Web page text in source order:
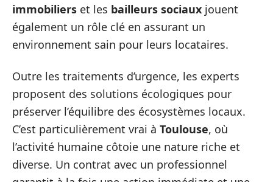
immobiliers et les bailleurs sociaux jouent
également un rôle clé en assurant un
environnement sain pour leurs locataires.
Outre les traitements d’urgence, les experts
proposent des solutions écologiques pour
préserver l’équilibre des écosystèmes locaux.
C’est particulièrement vrai à Toulouse, où
l’activité humaine côtoie une nature riche et
diverse. Un contrat avec un professionnel